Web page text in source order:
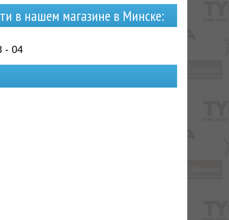
в нашем магазине в Минске:
- 04